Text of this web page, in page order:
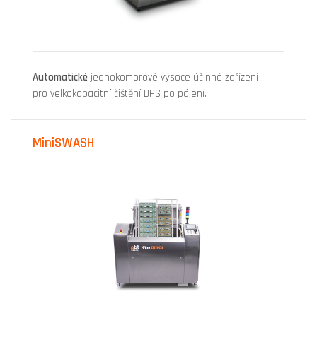
Automatické jednokomorové vysoce účinné zařízení
pro velkokapacitní čištění DPS po pájení.
MiniSWASH